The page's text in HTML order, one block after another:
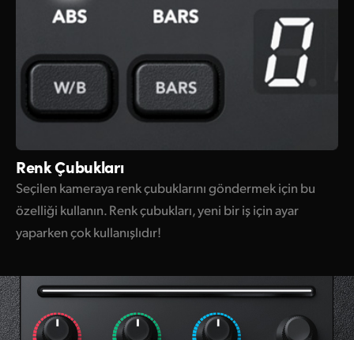
Renk Çubukları
Seçilen kameraya renk çubuklarını göndermek için bu
özelliği kullanın. Renk çubukları, yeni bir iş için ayar
yaparken çok kullanışlıdır!